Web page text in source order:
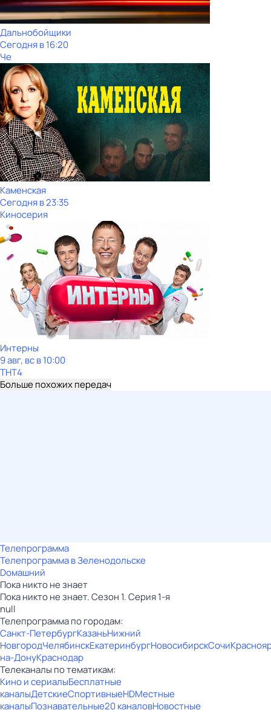
Дальнобойщики
Сегодня в 16:20
Че
Каменская
Сегодня в 23:35
Киносерия
Интерны
9 авг, вс в 10:00
ТНТ4
Больше похожих передач
Телепрограмма
Телепрограмма в Зеленодольске
Dомашний
Пока никто не знает
Пока никто не знает. Сезон 1. Серия 1-я
null
Телепрограмма по городам:
Санкт-ПетербургКазаньНижний
НовгородЧелябинскЕкатеринбургНовосибирскСочи
на-ДонуКраснодар
Телеканалы по тематикам:
Кино и сериалыБесплатные
каналыДетскиеСпортивныеHDМестные
каналыПознавательные20 каналовНовостные